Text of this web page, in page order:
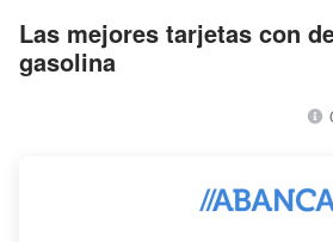
Las mejores tarjetas con
gasolina